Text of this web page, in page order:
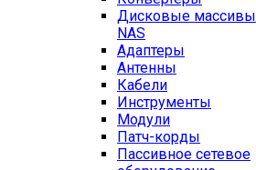
Дисковые массивы
NAS
Адаптеры
Антенны
Кабели
Инструменты
Модули
Патч-корды
Пассивное сетевое